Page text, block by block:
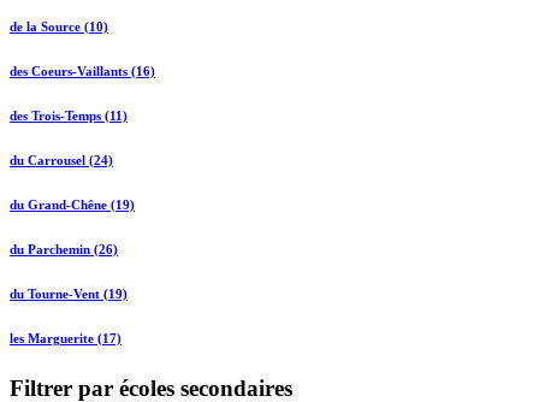
de la Source (10)
des Coeurs-Vaillants (16)
des Trois-Temps (11)
du Carrousel (24)
du Grand-Chêne (19)
du Parchemin (26)
du Tourne-Vent (19)
les Marguerite (17)
Filtrer par écoles secondaires